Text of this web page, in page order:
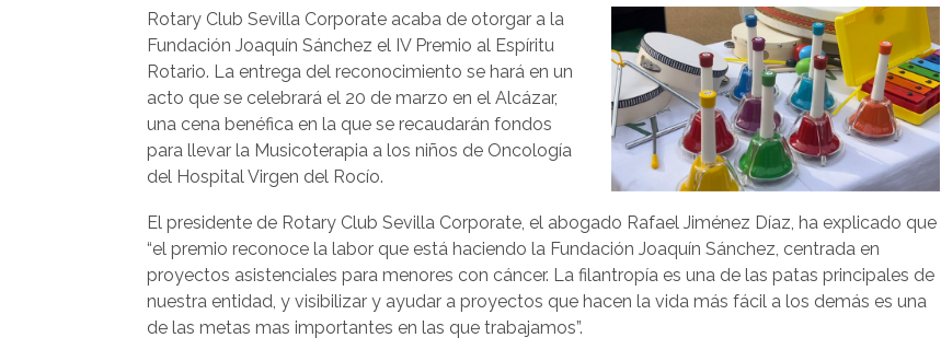
Rotary Club Sevilla Corporate acaba de otorgar a la
Fundación Joaquín Sánchez el IV Premio al Espíritu
Rotario. La entrega del reconocimiento se hará en un
acto que se celebrará el 20 de marzo en el Alcázar,
una cena benéfica en la que se recaudarán fondos
para llevar la Musicoterapia a los niños de Oncología
del Hospital Virgen del Rocío.
El presidente de Rotary Club Sevilla Corporate, el abogado Rafael Jiménez Díaz, ha explicado que
“el premio reconoce la labor que está haciendo la Fundación Joaquín Sánchez, centrada en
proyectos asistenciales para menores con cáncer. La filantropía es una de las patas principales de
nuestra entidad, y visibilizar y ayudar a proyectos que hacen la vida más fácil a los demás es una
de las metas mas importantes en las que trabajamos”.